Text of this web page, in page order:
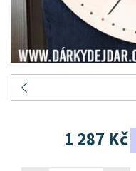
1 287 Kč